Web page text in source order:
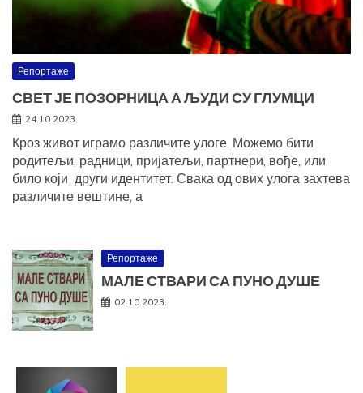
Репортаже
СВЕТ ЈЕ ПОЗОРНИЦА А ЉУДИ СУ ГЛУМЦИ
24.10.2023.
Кроз живот играмо различите улоге. Можемо бити
родитељи, радници, пријатељи, партнери, вође, или
било који други идентитет. Свака од ових улога захтева
различите вештине, а
Репортаже
МАЛЕ СТВАРИ СА ПУНО ДУШЕ
02.10.2023.